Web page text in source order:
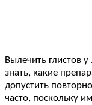
Вылечить глистов
знать, какие
допустить
часто, поскольку